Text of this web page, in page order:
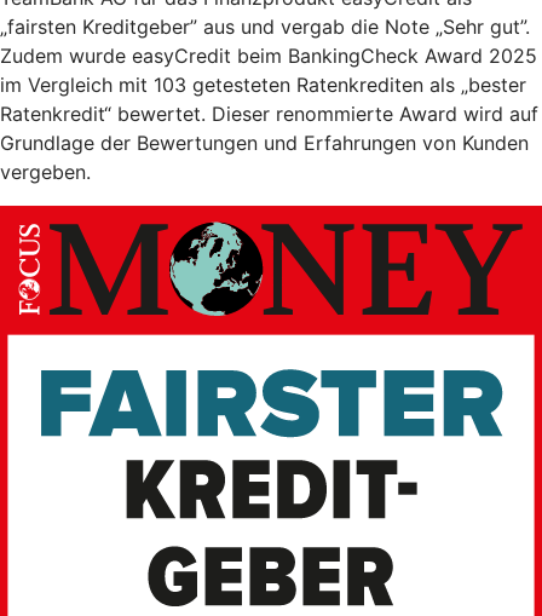
„fairsten Kreditgeber” aus und vergab die Note „Sehr gut”.
Zudem wurde easyCredit beim BankingCheck Award 2025
im Vergleich mit 103 getesteten Ratenkrediten als „bester
Ratenkredit“ bewertet. Dieser renommierte Award wird auf
Grundlage der Bewertungen und Erfahrungen von Kunden
vergeben.